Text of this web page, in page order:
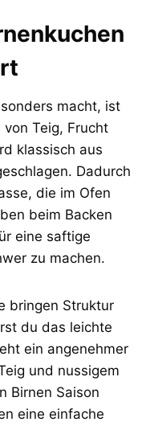
macht, ist
Teig, Frucht
klassisch aus
Dadurch
die im Ofen
beim Backen
eine saftige
zu machen.
bringen Struktur
du das leichte
ein angenehmer
und nussigem
Birnen Saison
eine einfache